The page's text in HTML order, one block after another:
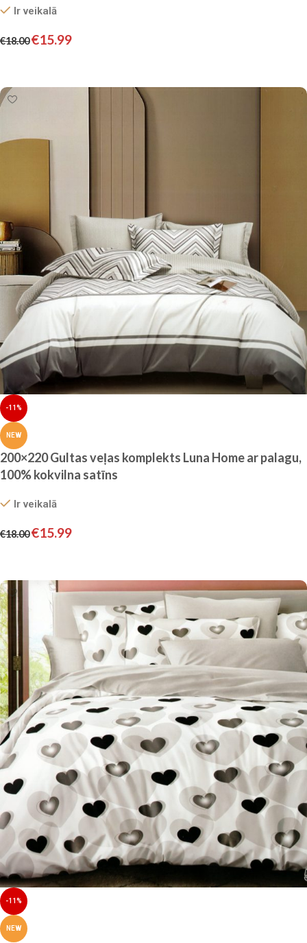
Ir veikalā
€18.00€15.99
-11%
NEW
200×220 Gultas veļas komplekts Luna Home ar palagu,
100% kokvilna satīns
Ir veikalā
€18.00€15.99
-11%
NEW